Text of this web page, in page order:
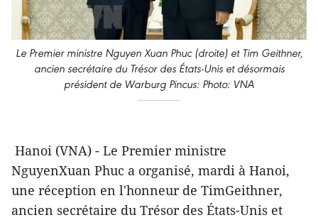
Le Premier ministre Nguyen Xuan Phuc (droite) et Tim Geithner,
ancien secrétaire du Trésor des États-Unis et désormais
président de Warburg Pincus: Photo: VNA
Hanoi (VNA) - Le Premier ministre
NguyenXuan Phuc a organisé, mardi à Hanoi,
une réception en l'honneur de TimGeithner,
ancien secrétaire du Trésor des États-Unis et